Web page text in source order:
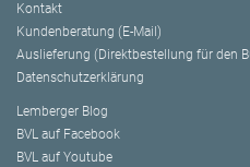
Kontakt
Kundenberatung (E-Mail)
Auslieferung (Direktbestellung für den
Datenschutzerklärung
Lemberger Blog
BVL auf Facebook
BVL auf Youtube